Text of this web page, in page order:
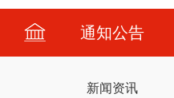
通知公告
新闻资讯